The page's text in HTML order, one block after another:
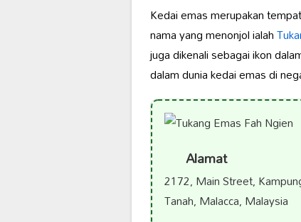
Kedai emas merupakan
nama yang menonjol ialah
juga dikenali sebagai ikon
dalam dunia kedai emas di
Alamat
2172, Main Street,
Tanah, Malacca, Malaysia